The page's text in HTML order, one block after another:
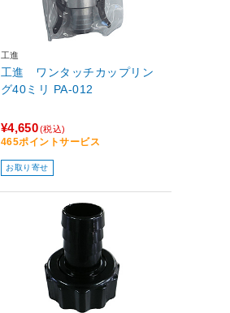
工進
工進 ワンタッチカップリン
グ40ミリ PA-012
¥4,650(税込)
465ポイントサービス
お取り寄せ